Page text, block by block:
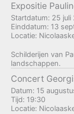
Expositie
Startdatum: 25 juli
Einddatum: 13
Locatie:
Schilderijen van
landschappen.
Concert
Datum: 15
Tijd: 19:30
Locatie: